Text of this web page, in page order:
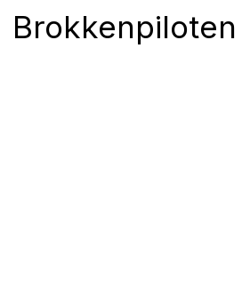
Brokkenpiloten